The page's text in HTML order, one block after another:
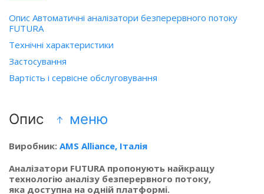
Опис Автоматичні аналізатори безперервного потоку
FUTURA
Технічні характеристики
Застосування
Вартість і сервісне обслуговування
Опис меню
Виробник: AMS Alliance, Італія
Аналізатори FUTURA пропонують найкращу
технологію аналізу безперервного потоку,
яка доступна на одній платформі.